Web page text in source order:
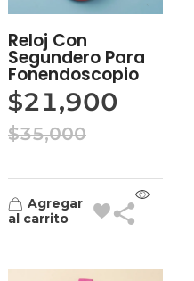
Reloj Con
Segundero Para
Fonendoscopio
$21,900
$35,000
Agregar
al carrito